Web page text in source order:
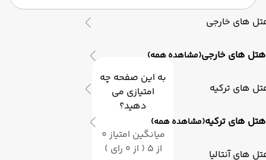
های خارجی
هتل های خارجی(مشاهده همه)
های ترکیه
هتل های ترکیه(مشاهده همه)
های آنتالیا
به این صفحه چه
امتیازی می
دهید؟
میانگین امتیاز 0
از 5 ( از 0 رای )